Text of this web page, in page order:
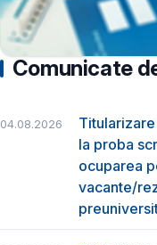
Comunicate
04.08.2026
la proba
ocuparea
vacante/